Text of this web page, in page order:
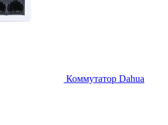
Коммутатор Dahua